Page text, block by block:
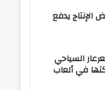
الإنتاج يدفع
السياحي
في ألعاب